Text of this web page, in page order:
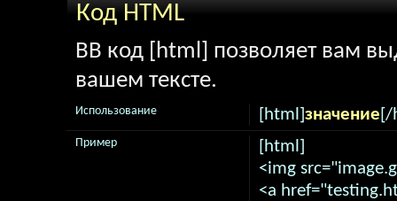
Код HTML
BB код [html] позволяет вам
вашем тексте.
[html]значение[/
Использование
[html]
<img
<a
Пример